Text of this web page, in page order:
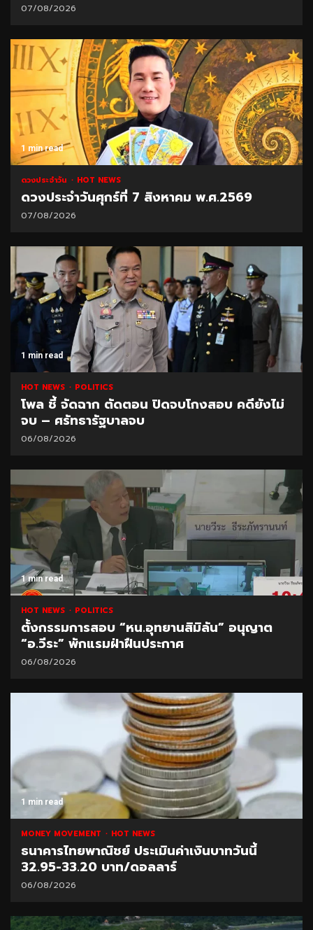
07/08/2026
1 min read
ดวงประจำวัน HOT NEWS
ดวงประจำวันศุกร์ที่ 7 สิงหาคม พ.ศ.2569
07/08/2026
1 min read
HOT NEWS POLITICS
โพล ชี้ จัดฉาก ตัดตอน ปิดจบโกงสอบ คดียังไม่
จบ – ศรัทธารัฐบาลจบ
06/08/2026
1 min read
HOT NEWS POLITICS
ตั้งกรรมการสอบ “หน.อุทยานสิมิลัน” อนุญาต
“อ.วีระ” พักแรมฝ่าฝืนประกาศ
06/08/2026
1 min read
MONEY MOVEMENT HOT NEWS
ธนาคารไทยพาณิชย์ ประเมินค่าเงินบาทวันนี้
32.95-33.20 บาท/ดอลลาร์
06/08/2026